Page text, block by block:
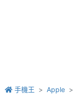
手機王 Apple